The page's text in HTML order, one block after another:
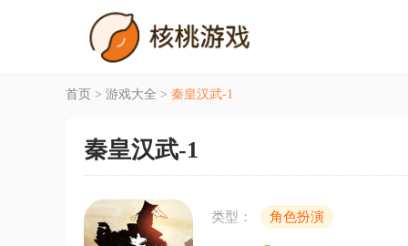
首页 > 游戏大全 > 秦皇汉武-1
秦皇汉武-1
类型： 角色扮演